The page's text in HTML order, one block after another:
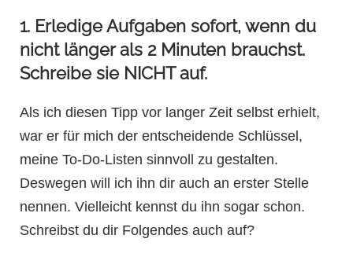
1. Erledige Aufgaben sofort, wenn du
nicht länger als 2 Minuten brauchst.
Schreibe sie NICHT auf.
Als ich diesen Tipp vor langer Zeit selbst erhielt,
war er für mich der entscheidende Schlüssel,
meine To-Do-Listen sinnvoll zu gestalten.
Deswegen will ich ihn dir auch an erster Stelle
nennen. Vielleicht kennst du ihn sogar schon.
Schreibst du dir Folgendes auch auf?